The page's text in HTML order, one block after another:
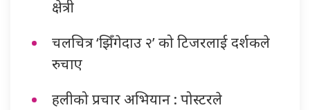
क्षेत्री
चलचित्र ‘झिँगेदाउ २’ को टिजरलाई दर्शकले
रुचाए
हलीको प्रचार अभियान : पोस्टरले